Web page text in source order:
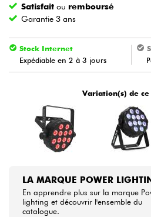
Vents
Violons & Quatuor
Câbles & Access.
HiFi
Packs
Voir nos
Satisfait ou remboursé
Garantie 3 ans
Stock Internet
Expédiable en 2 à 3 jours
Variation(s) de
LA MARQUE POWER
En apprendre plus sur la marque
lighting et découvrir l'ensemble du
catalogue.